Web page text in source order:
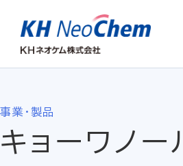
事業・製品
キョーワノ